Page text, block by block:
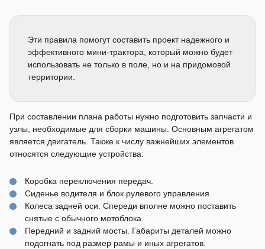
Эти правила помогут составить проект надежного и
эффективного мини-трактора, который можно будет
использовать не только в поле, но и на придомовой
территории.
При составлении плана работы нужно подготовить запчасти и
узлы, необходимые для сборки машины. Основным агрегатом
является двигатель. Также к числу важнейших элементов
относятся следующие устройства:
Коробка переключения передач.
Сиденье водителя и блок рулевого управления.
Колеса задней оси. Спереди вполне можно поставить
снятые с обычного мотоблока.
Передний и задний мосты. Габариты деталей можно
подогнать под размер рамы и иных агрегатов.